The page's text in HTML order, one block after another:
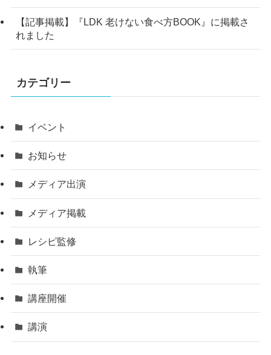
【記事掲載】『LDK 老けない食べ方BOOK』に掲載さ
れました
カテゴリー
イベント
お知らせ
メディア出演
メディア掲載
レシピ監修
執筆
講座開催
講演